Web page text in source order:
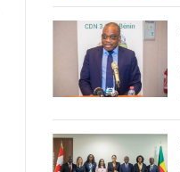
© Ministère Des
Affaires Etrangères et